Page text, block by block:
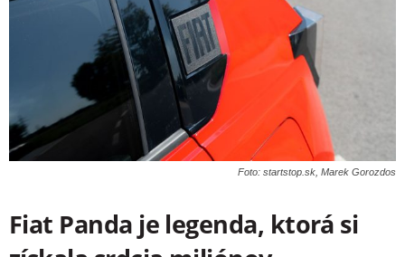
Foto: startstop.sk, Marek Gorozdos
Fiat Panda je legenda, ktorá si